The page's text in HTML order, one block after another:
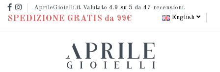
AprileGioielli.it Valutato 4.9 su 5 da 47 recensioni.
SPEDIZIONE GRATIS da 99€ English